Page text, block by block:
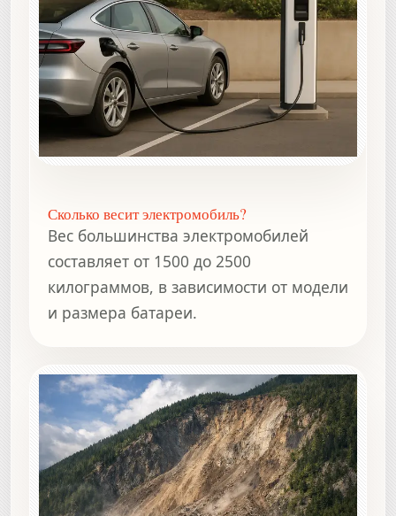
Сколько весит электромобиль?
Вес большинства электромобилей
составляет от 1500 до 2500
килограммов, в зависимости от модели
и размера батареи.